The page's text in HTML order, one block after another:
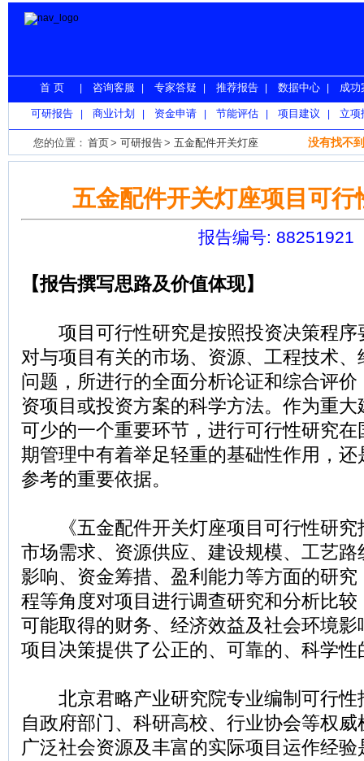
首 页 咨询客服 专家答疑 推荐报告 数据中心 成功
可研报告 商业计划 资金申请 节能评估 项目建议 立项
您的位置： 首页> 可研报告> 五金配件开关灯座 没有找不
五金配件开关灯座项目可行
报告编号: 88251921
【报告撰写思路及价值体现】
项目可行性研究是按照投资决策程序
对与项目有关的市场、资源、工程技术
问题，所进行的全面分析论证和综合评
资项目或投资方案的科学方法。作为重
可少的一个重要环节，进行可行性研究
期管理中有着举足轻重的基础性作用，
参考的重要依据。
《五金配件开关灯座项目可行性研究
市场需求、资源供应、建设规模、工艺
影响、资金筹措、盈利能力等方面的研
程等角度对项目进行调查研究和分析比
可能取得的财务、经济效益及社会环境
项目决策提供了公正的、可靠的、科学
北京君略产业研究院专业编制可行性
自政府部门、科研高校、行业协会等权
广泛社会资源及丰富的实际项目运作经